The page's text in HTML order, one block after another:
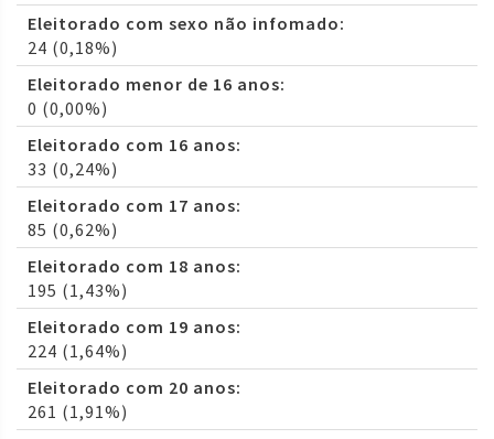
Eleitorado com sexo não infomado:
24 (0,18%)
Eleitorado menor de 16 anos:
0 (0,00%)
Eleitorado com 16 anos:
33 (0,24%)
Eleitorado com 17 anos:
85 (0,62%)
Eleitorado com 18 anos:
195 (1,43%)
Eleitorado com 19 anos:
224 (1,64%)
Eleitorado com 20 anos:
261 (1,91%)